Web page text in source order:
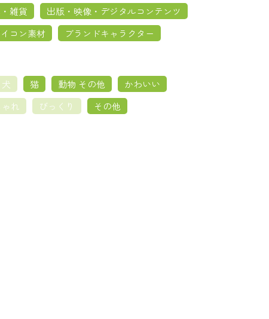
雑貨
出版・映像・デジタルコンテンツ
コン素材 ブランドキャラクター
犬 猫 動物 その他
かわいい
れ びっくり その他